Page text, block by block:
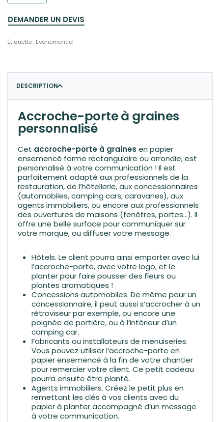
DEMANDER UN DEVIS
Étiquette : Evénementiel
DESCRIPTION
Accroche-porte à graines
personnalisé
Cet accroche-porte à graines en papier
ensemencé forme rectangulaire ou arrondie, est
personnalisé à votre communication ! Il est
parfaitement adapté aux professionnels de la
restauration, de l’hôtellerie, aux concessionnaires
(automobiles, camping cars, caravanes), aux
agents immobiliers, ou encore aux professionnels
des ouvertures de maisons (fenêtres, portes…). Il
offre une belle surface pour communiquer sur
votre marque, ou diffuser votre message.
Hôtels. Le client pourra ainsi emporter avec lui
l’accroche-porte, avec votre logo, et le
planter pour faire pousser des fleurs ou
plantes aromatiques !
Concessions automobiles. De même pour un
concessionnaire, il peut aussi s’accrocher à un
rétroviseur par exemple, ou encore une
poignée de portière, ou à l’intérieur d’un
camping car.
Fabricants ou installateurs de menuiseries.
Vous pouvez utiliser l’accroche-porte en
papier ensemencé à la fin de votre chantier
pour remercier votre client. Ce petit cadeau
pourra ensuite être planté.
Agents immobiliers. Créez le petit plus en
remettant les clés à vos clients avec du
papier à planter accompagné d’un message
à votre communication.